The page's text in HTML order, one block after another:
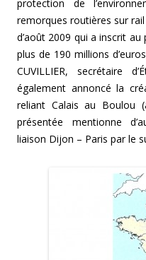
protection de
remorques routières sur
d’août 2009 qui a inscrit
plus de 190 millions
CUVILLIER, secrétaire
également annoncé la
reliant Calais au Boulou
présentée mentionne
liaison Dijon – Paris par le